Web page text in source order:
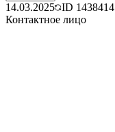
14.03.2025 ID 1438414
Контактное лицо